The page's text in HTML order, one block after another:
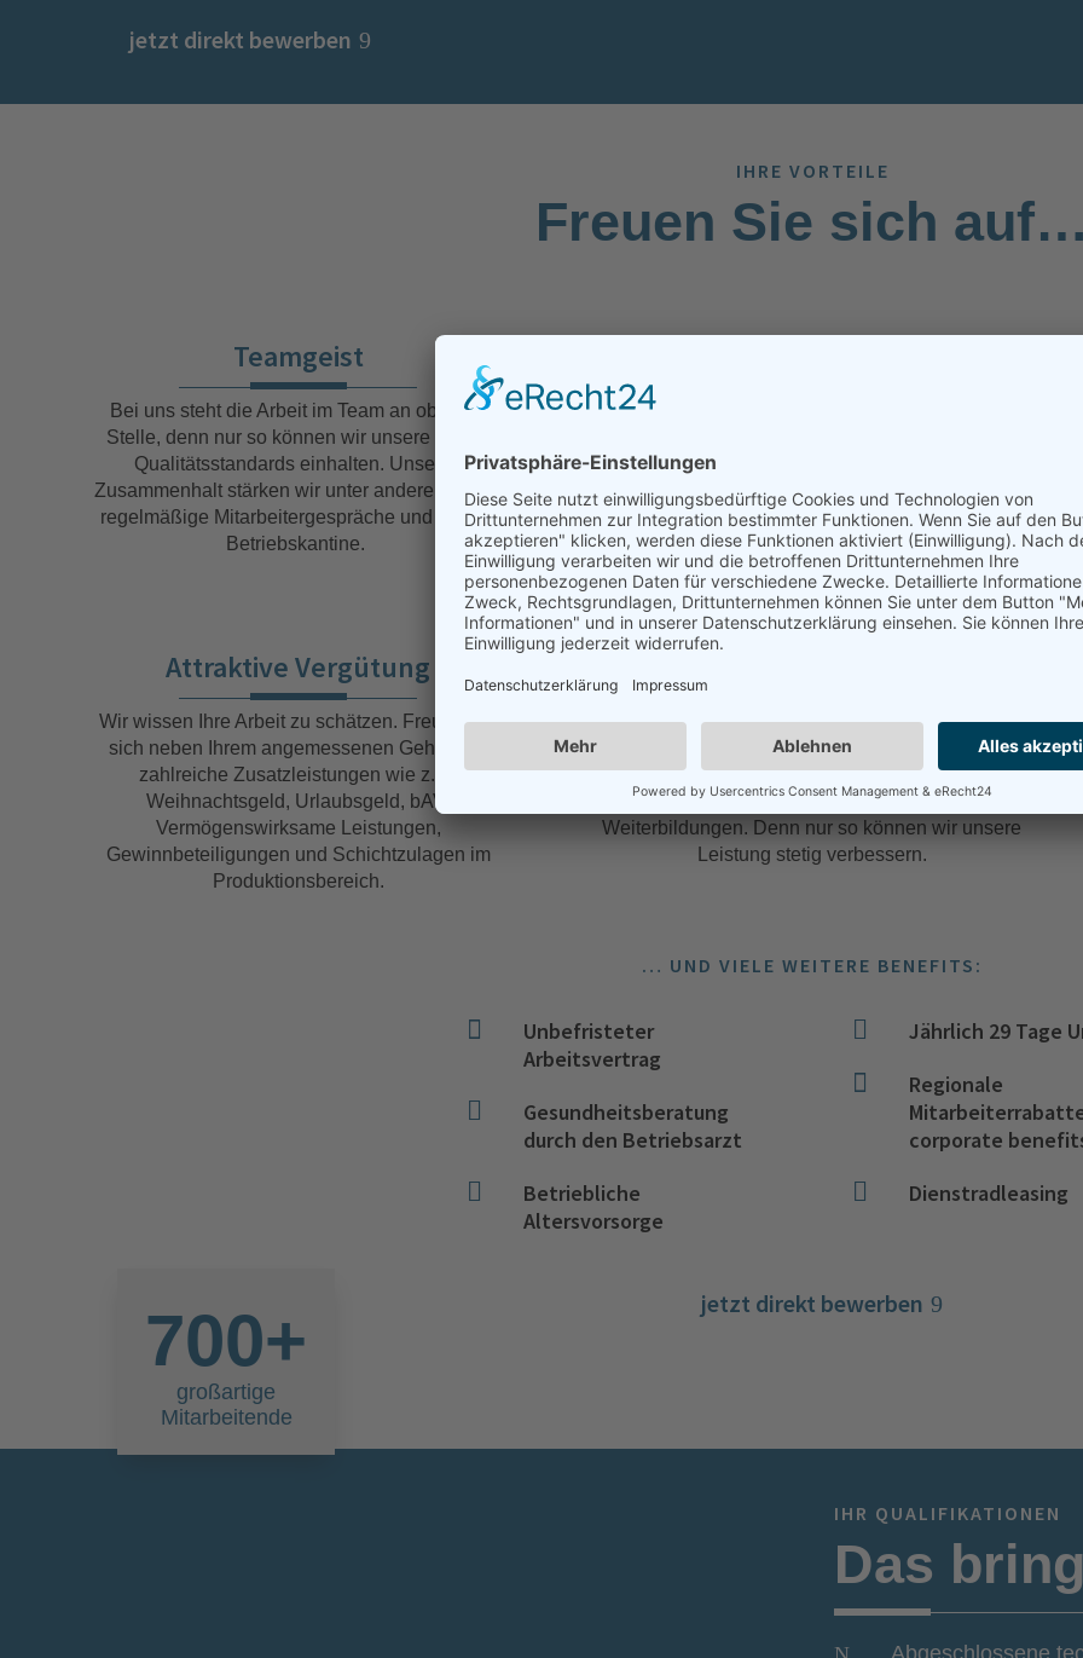
jetzt direkt bewerben
IHRE VORTEILE
Freuen Sie sich
Teamgeist
Bei uns steht die Arbeit im Team an oberster
Stelle, denn nur so können wir unsere hohen
Qualitätsstandards einhalten. Unseren
Zusammenhalt stärken wir unter anderem durch
regelmäßige Mitarbeitergespräche und unsere
Betriebskantine.
Wir bieten nicht nur eine hohe Flexibilität in den
möglichkeiten, sondern auch in den
Arbeitsbereichen mit unseren Kunden.
Attraktive Vergütung
Wir wissen Ihre Arbeit zu schätzen. Freuen Sie
sich neben Ihrem angemessenen Gehalt auf
zahlreiche Zusatzleistungen wie z. B.
Weihnachtsgeld, Urlaubsgeld, bAV,
Vermögenswirksame Leistungen,
Gewinnbeteiligungen und Schichtzulagen im
Produktionsbereich.
Die Förderung Ihrer fachlichen und persönlichen
Weiterbildung ist für uns eine
Selbstverständlichkeit. Wir bieten regelmäßige
interne und externe Schulungen, Seminare und
Weiterbildungen. Denn nur so können wir unsere
Leistung stetig verbessern.
… UND VIELE WEITERE BENEFITS:

Unbefristeter
Arbeitsvertrag

Gesundheitsberatung
durch den Betriebsarzt

Betriebliche
Altersvorsorge
 Jährlich 29 Tage

Regionale
corporate
 Dienstradleasing
jetzt direkt bewerben
700+
großartige
Mitarbeitende
IHR QUALIFIKATIONEN
Das
Abgeschlossene